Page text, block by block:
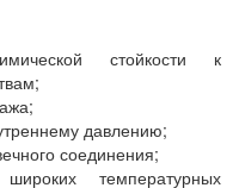
стойкости к
давлению;
соединения;
температурных